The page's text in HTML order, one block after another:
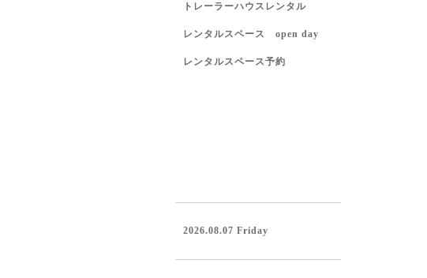
トレーラーハウスレンタル
レンタルスペース open day
レンタルスペース予約
2026.08.07 Friday